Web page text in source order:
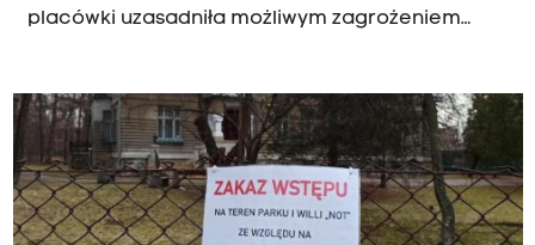
placówki uzasadniła możliwym zagrożeniem